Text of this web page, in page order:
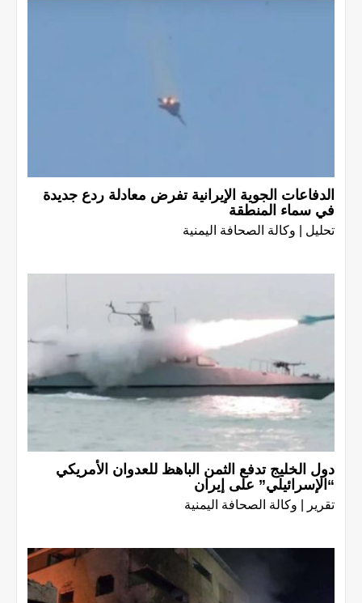
الدفاعات الجوية الإيرانية تفرض معادلة ردع جديدة
في سماء المنطقة
تحليل | وكالة الصحافة اليمنية
دول الخليج تدفع الثمن الباهظ للعدوان الأمريكي
“الإسرائيلي” على إيران
تقرير | وكالة الصحافة اليمنية